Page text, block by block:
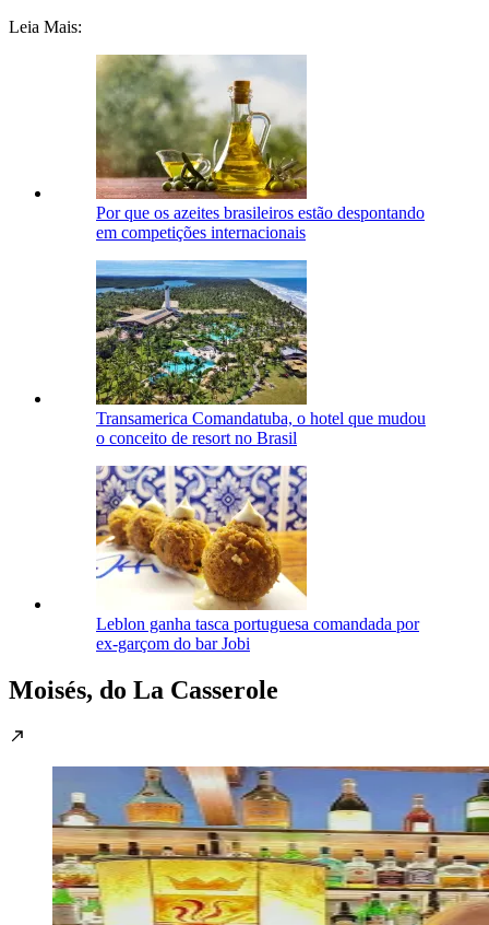
Leia Mais:
Por que os azeites brasileiros estão despontando
em competições internacionais
Transamerica Comandatuba, o hotel que mudou
o conceito de resort no Brasil
Leblon ganha tasca portuguesa comandada por
ex-garçom do bar Jobi
Moisés, do La Casserole